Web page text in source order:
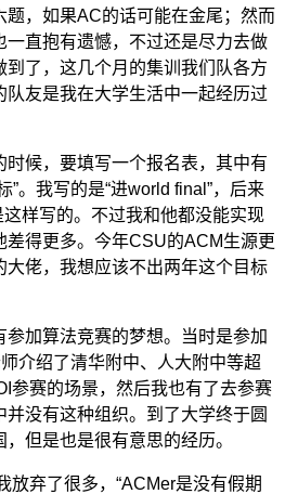
题，如果AC的话可能在金尾；然而
一直抱有遗憾，不过还是尽力去做
到了，这几个月的集训我们队各方
队友是我在大学生活中一起经历过
时候，要填写一个报名表，其中有
”。我写的是“进world final”，后来
样写的。不过我和他都没能实现
差得更多。今年CSU的ACM生源更
大佬，我想应该不出两年这个目标
参加算法竞赛的梦想。当时是参加
介绍了清华附中、人大附中等超
参赛的场景，然后我也有了去参赛
并没有这种组织。到了大学终于圆
但是也是很有意思的经历。
放弃了很多，“ACMer是没有假期